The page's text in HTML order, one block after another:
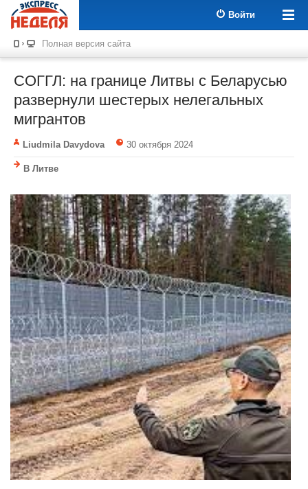
Войти
Полная версия сайта
СОГГЛ: на границе Литвы с Беларусью
развернули шестерых нелегальных
мигрантов
Liudmila Davydova 30 октября 2024
В Литве